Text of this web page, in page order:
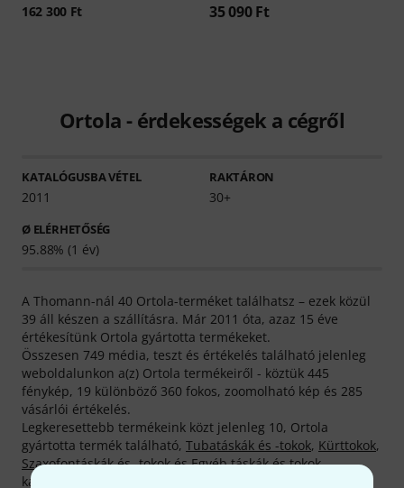
162 300 Ft 35 090 Ft
Ortola - érdekességek a cégről
KATALÓGUSBA VÉTEL
2011
RAKTÁRON
30+
Ø ELÉRHETŐSÉG
95.88% (1 év)
A Thomann-nál 40 Ortola-terméket találhatsz – ezek közül
39 áll készen a szállításra. Már 2011 óta, azaz 15 éve
értékesítünk Ortola gyártotta termékeket.
Összesen 749 média, teszt és értékelés található jelenleg
weboldalunkon a(z) Ortola termékeiről - köztük 445
fénykép, 19 különböző 360 fokos, zoomolható kép és 285
vásárlói értékelés.
Legkeresettebb termékeink közt jelenleg 10, Ortola
gyártotta termék található, Tubatáskák és -tokok, Kürttokok,
Szaxofontáskák és -tokokésEgyéb táskák és tokok
kategóriáinkban.